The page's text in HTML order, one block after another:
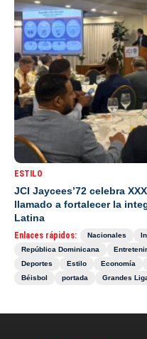
ESTILO
JCI Jaycees’72 celebra
llamado a fortalecer la
Latina
Enlaces rápidos: Nacionales
República Dominicana
Deportes
Estilo Economía
Béisbol
portada Grandes